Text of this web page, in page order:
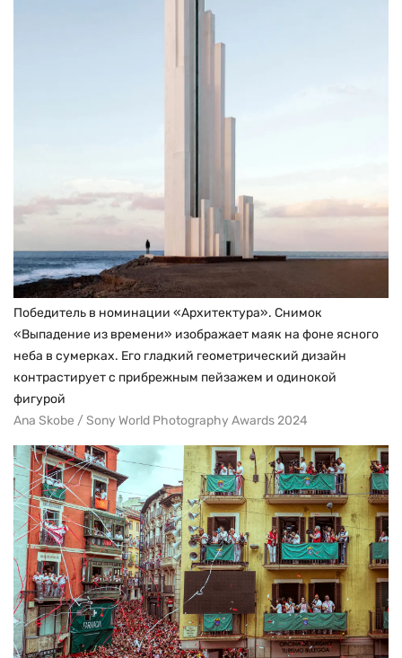
Победитель в номинации «Архитектура». Снимок
«Выпадение из времени» изображает маяк на фоне ясного
неба в сумерках. Его гладкий геометрический дизайн
контрастирует с прибрежным пейзажем и одинокой
фигурой
Ana Skobe / Sony World Photography Awards 2024